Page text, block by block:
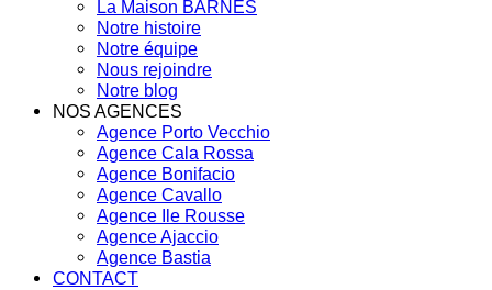
La Maison BARNES
Notre histoire
Notre équipe
Nous rejoindre
Notre blog
NOS AGENCES
Agence Porto Vecchio
Agence Cala Rossa
Agence Bonifacio
Agence Cavallo
Agence Ile Rousse
Agence Ajaccio
Agence Bastia
CONTACT